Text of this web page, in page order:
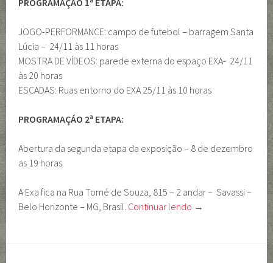
PROGRAMAÇÁO 1ª ETAPA:
JOGO-PERFORMANCE: campo de futebol – barragem Santa
Lúcia – 24/11 às 11 horas
MOSTRA DE VÍDEOS: parede externa do espaço EXA- 24/11
às 20 horas
ESCADAS: Ruas entorno do EXA 25/11 às 10 horas
PROGRAMAÇÁO 2ª ETAPA:
Abertura da segunda etapa da exposição – 8 de dezembro
as 19 horas.
A Exa fica na Rua Tomé de Souza, 815 – 2 andar – Savassi –
Belo Horizonte – MG, Brasil. Continuar lendo →